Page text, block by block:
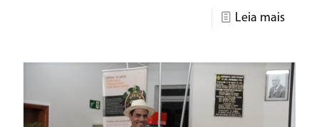
Leia mais